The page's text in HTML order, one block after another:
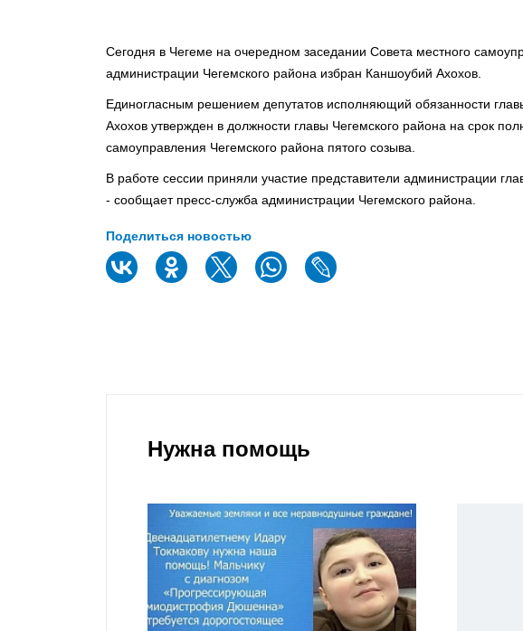
Сегодня в Чегеме на очередном заседании Совета местного
администрации Чегемского района избран Каншоубий Ахохов.
Единогласным решением депутатов исполняющий обязанности
Ахохов утвержден в должности главы Чегемского района на срок
самоуправления Чегемского района пятого созыва.
В работе сессии приняли участие представители администрации
- сообщает пресс-служба администрации Чегемского района.
Поделиться новостью
Нужна помощь